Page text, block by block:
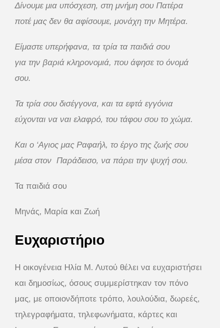
Δίνουμε μια υπόσχεση, στη μνήμη σου Πατέρα
ποτέ μας δεν θα αφίσουμε, μονάχη την Μητέρα.
Είμαστε υπερήφανα, τα τρία τα παιδιά σου
για την βαριά κληρονομιά, που άφησε το όνομά
σου.
Τα τρία σου δισέγγονα, και τα εφτά εγγόνια
εύχονται να ναι ελαφρό, του τάφου σου το χώμα.
Και ο ‘Αγιος μας Ραφαήλ, το έργο της ζωής σου
μέσα στον Παράδεισο, να πάρει την ψυχή σου.
Τα παιδιά σου
Μηνάς, Μαρία και Ζωή
Ευχαριστήριο
Η οικογένεια Ηλία Μ. Λυτού θέλει να ευχαριστήσει
και δημοσίως, όσους συμμερίστηκαν τον πόνο
μας, με οποιονδήποτε τρόπο, λουλούδια, δωρεές,
τηλεγραφήματα, τηλεφωνήματα, κάρτες και